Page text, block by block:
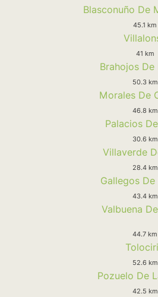
Blasconuño De
45.1 km
41 km
Brahojos De
50.3 km
Morales De
46.8 km
Palacios
30.6 km
Villaverde
28.4 km
Gallegos
43.4 km
Valbuena
44.7 km
52.6 km
Pozuelo De
42.5 km